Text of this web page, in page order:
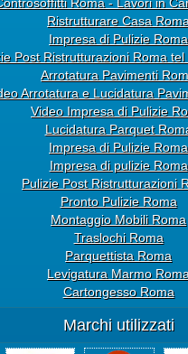
Roma - Lavori in
Ristrutturare Casa
Impresa di Pulizie Roma
Post Ristrutturazioni Roma
Arrotatura Pavimenti
Arrotatura e Lucidatura
Video Impresa di Pulizie
Lucidatura Parquet
Impresa di Pulizie Roma
Impresa di pulizie Roma
Pulizie Post Ristrutturazioni
Pronto Pulizie Roma
Montaggio Mobili Roma
Traslochi Roma
Parquettista Roma
Levigatura Marmo
Cartongesso Roma
Marchi utilizzati